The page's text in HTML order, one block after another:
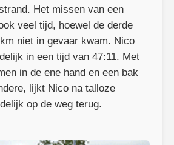
Het missen van een
veel tijd, hoewel de derde
niet in gevaar kwam. Nico
in een tijd van 47:11. Met
in de ene hand en een bak
lijkt Nico na talloze
op de weg terug.